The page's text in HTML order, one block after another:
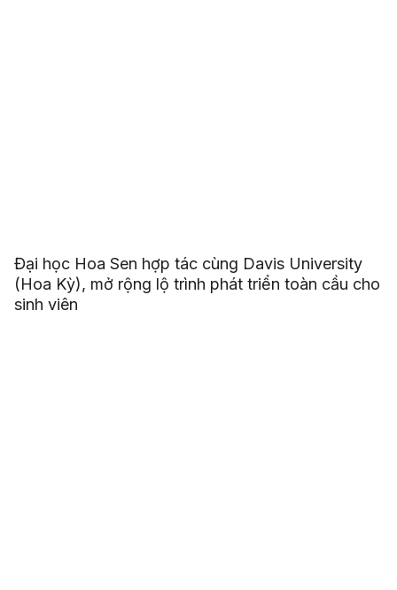
Đại học Hoa Sen hợp tác cùng Davis University
(Hoa Kỳ), mở rộng lộ trình phát triển toàn cầu cho
sinh viên